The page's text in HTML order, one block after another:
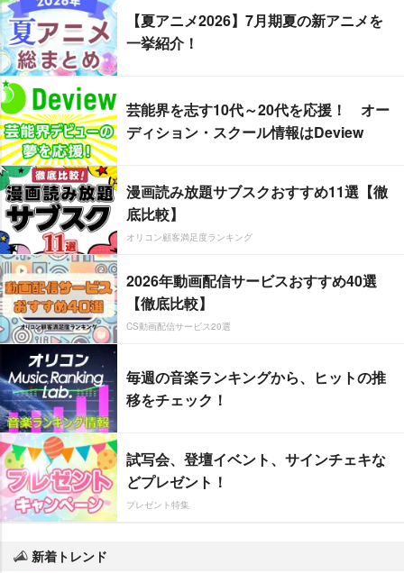
【夏アニメ2026】7月期夏の新アニメを
一挙紹介！
芸能界を志す10代～20代を応援！ オー
ディション・スクール情報はDeview
漫画読み放題サブスクおすすめ11選【徹
底比較】
オリコン顧客満足度ランキング
2026年動画配信サービスおすすめ40選
【徹底比較】
CS動画配信サービス20選
毎週の音楽ランキングから、ヒットの推
移をチェック！
試写会、登壇イベント、サインチェキな
どプレゼント！
プレゼント特集
新着トレンド